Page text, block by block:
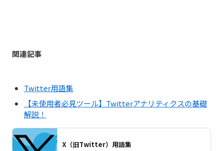
関連記事
Twitter用語集
【未使用者必見ツール】Twitterアナリティクスの基礎
解説！
X（旧Twitter）用語集